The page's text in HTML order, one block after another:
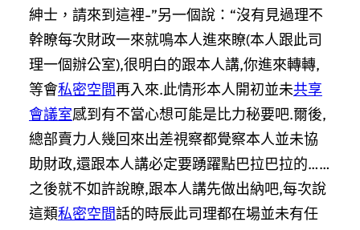
紳士，請來到這裡-”另一個說：“沒有見過理不
幹瞭每次財政一來就鳴本人進來瞭(本人跟此司
理一個辦公室),很明白的跟本人講,你進來轉轉,
等會私密空間再入來.此情形本人開初並未共享
會議室感到有不當心想可能是比力秘要吧.爾後,
總部賣力人幾回來出差視察都覺察本人並未協
助財政,還跟本人講必定要踴躍點巴拉巴拉的……
之後就不如許說瞭,跟本人講先做出納吧,每次說
這類私密空間話的時辰此司理都在場並未有任